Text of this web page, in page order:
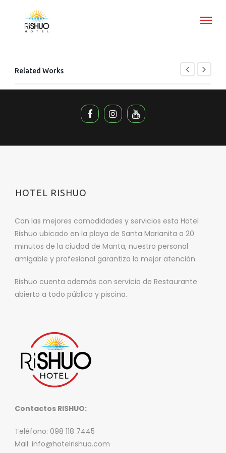
Related Works
HOTEL RISHUO
Con las mejores comodidades y servicios esta Hotel
Rishuo ubicado en la playa de Santa Marianita a 20
minutos de la ciudad de Manta, nuestro personal
amigable y profesional garantiza la mejor atención.
Rishuo cuenta además con servicio de Restaurante
abierto a todo público y piscina.
Contactos RISHUO:
Teléfono: 098 118 7445
Mail: info@hotelrishuo.com